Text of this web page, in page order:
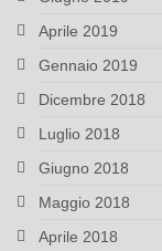
Aprile 2019
Gennaio 2019
Dicembre 2018
Luglio 2018
Giugno 2018
Maggio 2018
Aprile 2018